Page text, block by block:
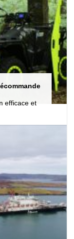
efficace et